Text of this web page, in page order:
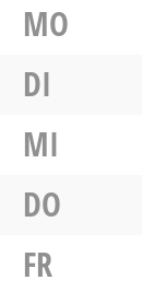
MO
DI
MI
DO
FR